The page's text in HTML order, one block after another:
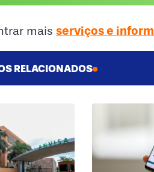
mais serviços e
RELACIONADOS